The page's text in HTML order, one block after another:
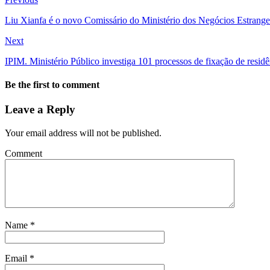
Liu Xianfa é o novo Comissário do Ministério dos Negócios
Next
IPIM. Ministério Público investiga 101 processos de fixação de
Be the first to comment
Leave a Reply
Your email address will not be published.
Comment
Name *
Email *